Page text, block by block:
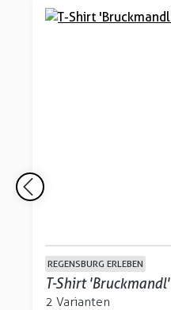
REGENSBURG ERLEBEN
T-Shirt 'Bruckmandl'
2 Varianten